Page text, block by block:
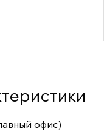
офис)